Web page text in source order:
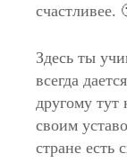
счастливее.
Здесь ты
всегда
другому
своим
стране есть